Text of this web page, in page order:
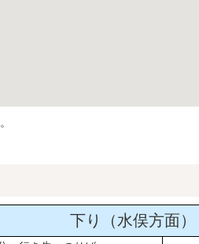
下り（水俣方面）